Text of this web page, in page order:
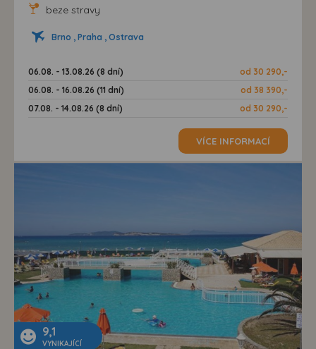
beze stravy
Brno , Praha , Ostrava
06.08. - 13.08.26 (8 dní)
od 30 290,-
06.08. - 16.08.26 (11 dní)
od 38 390,-
07.08. - 14.08.26 (8 dní)
od 30 290,-
VÍCE INFORMACÍ
9,1
VYNIKAJÍCÍ